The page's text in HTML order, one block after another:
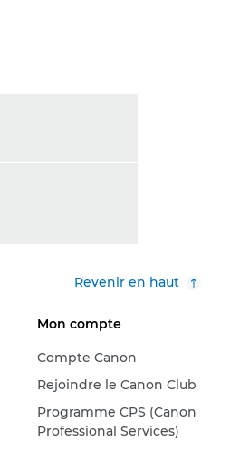
Revenir en haut
Mon compte
Compte Canon
Rejoindre le Canon Club
Programme CPS (Canon
Professional Services)